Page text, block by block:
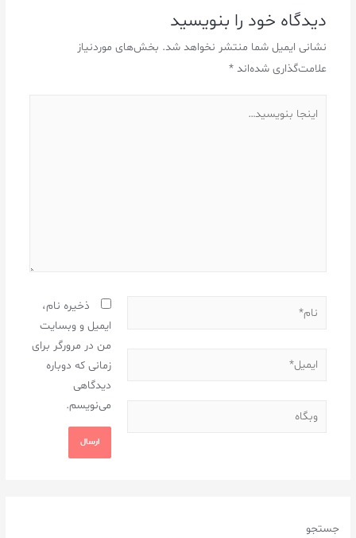
جستجو
دیدگاه‌ خود را بنویسید
نشانی ایمیل شما منتشر نخواهد شد.
بخش‌های موردنیاز
علامت‌گذاری شده‌اند *
ذخیره نام،
ایمیل و وبسایت
من در مرورگر برای
زمانی که دوباره
دیدگاهی
می‌نویسم.